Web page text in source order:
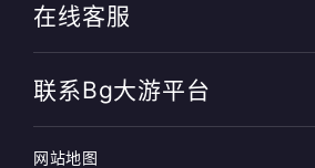
在线客服
联系bg大游平台
网站地图